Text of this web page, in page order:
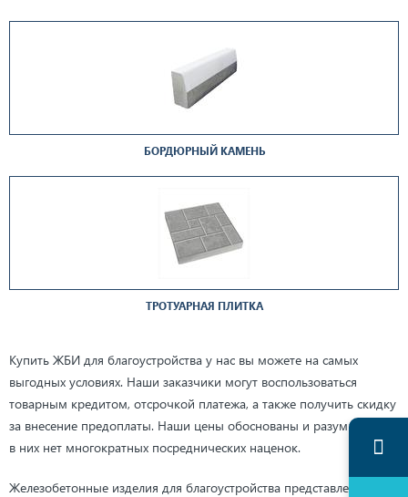
БОРДЮРНЫЙ КАМЕНЬ
ТРОТУАРНАЯ ПЛИТКА
Купить ЖБИ для благоустройства у нас вы можете на самых
выгодных условиях. Наши заказчики могут воспользоваться
товарным кредитом, отсрочкой платежа, а также получить скидку
за внесение предоплаты. Наши цены обоснованы и разумны, ведь
в них нет многократных посреднических наценок.
Железобетонные изделия для благоустройства представлены у нас